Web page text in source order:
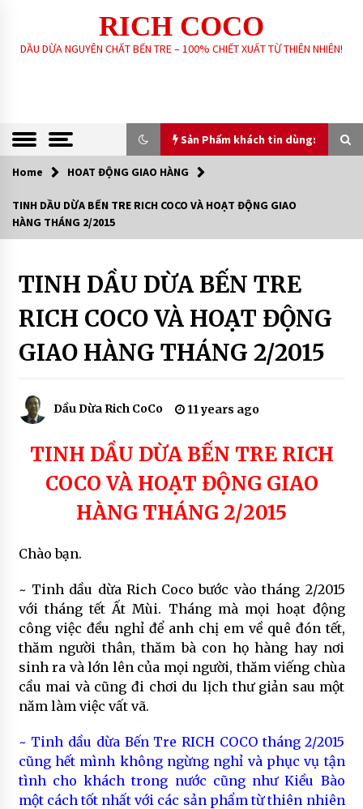
content
RICH COCO
DẦU DỪA NGUYÊN CHẤT BẾN TRE – 100% CHIẾT XUẤT TỪ THIÊN NHIÊN!
Sản Phẩm khách tin dùng:
Sản Phẩm khách tin dùng:
GIA CÔNG SẢN XUẤT SOAP XÀ PHÒNG SINH
6 years ago
DẦU DỪA NGUYÊN CHẤT – RICH COCO
7 years ago
XÀ PHÒNG SINH DƯỢC THIÊN NHIÊN – RICH
RICH SKIN
7 years ago
SẢN PHẨM THIÊN NHIÊN ĐƯỢC TIN DÙNG
7 years ago
Home HOAT ĐỘNG GIAO HÀNG
TINH DẦU DỪA BẾN TRE RICH COCO VÀ HOẠT ĐỘNG GIAO
HÀNG THÁNG 2/2015
HOAT
ĐỘNG
HÀNG
TINH DẦU DỪA BẾN TRE
RICH COCO VÀ HOẠT ĐỘNG
GIAO HÀNG THÁNG 2/2015
Dầu Dừa Rich CoCo 11 years ago
TINH DẦU DỪA BẾN TRE RICH
COCO VÀ HOẠT ĐỘNG GIAO
HÀNG THÁNG 2/2015
Chào bạn.
~ Tinh dầu dừa Rich Coco bước vào tháng 2/2015
với tháng tết Ất Mùi. Tháng mà mọi hoạt động
công việc đều nghỉ để anh chị em về quê đón tết,
thăm người thân, thăm bà con họ hàng hay nơi
sinh ra và lớn lên của mọi người, thăm viếng chùa
cầu mai và cũng đi chơi du lịch thư giản sau một
năm làm việc vất vã.
~ Tinh dầu dừa Bến Tre RICH COCO tháng 2/2015
cũng hết mình không ngừng nghỉ và phục vụ tận
tình cho khách trong nước cũng như Kiều Bào
một cách tốt nhất với các sản phẩm từ thiên nhiên